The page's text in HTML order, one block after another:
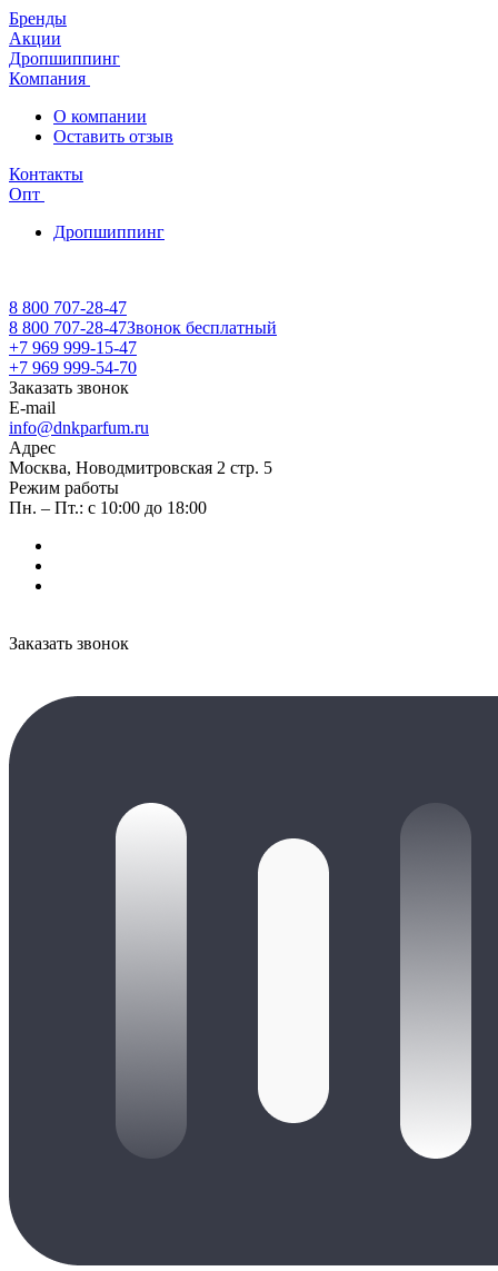
Бренды
Акции
Дропшиппинг
Компания
О компании
Оставить отзыв
Контакты
Опт
Дропшиппинг
8 800 707-28-47
8 800 707-28-47Звонок бесплатный
+7 969 999-15-47
+7 969 999-54-70
Заказать звонок
E-mail
info@dnkparfum.ru
Адрес
Москва, Новодмитровская 2 стр. 5
Режим работы
Пн. – Пт.: с 10:00 до 18:00
Заказать звонок